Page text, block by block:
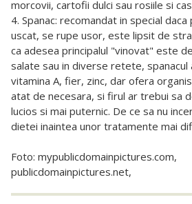
morcovii, cartofii dulci sau rosiile si
4. Spanac: recomandat in special
uscat, se rupe usor, este lipsit de
ca adesea principalul "vinovat" este
salate sau in diverse retete, spanacul
vitamina A, fier, zinc, dar ofera
atat de necesara, si firul ar trebui sa
lucios si mai puternic. De ce sa nu
dietei inaintea unor tratamente mai
Foto: mypublicdomainpictures.com,
publicdomainpictures.net,